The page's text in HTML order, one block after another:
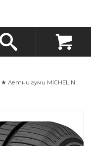
★ Летни гуми MICHELIN